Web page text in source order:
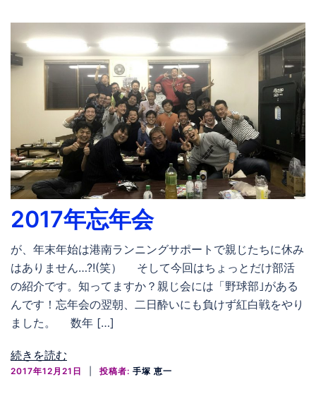
2017年忘年会
が、年末年始は港南ランニングサポートで親じたちに休み
はありません…?!(笑） そして今回はちょっとだけ部活
の紹介です。知ってますか？親じ会には「野球部｣がある
んです！忘年会の翌朝、二日酔いにも負けず紅白戦をやり
ました。 数年 […]
続きを読む
2017年12月21日 投稿者: 手塚 恵一